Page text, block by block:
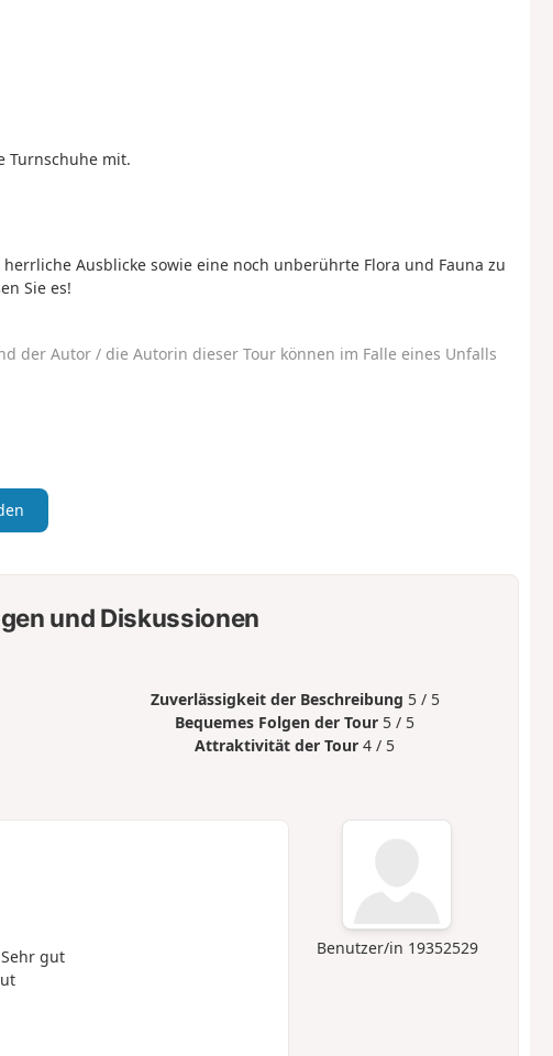
Turnschuhe mit.
Ausblicke sowie eine noch unberührte Flora und Fauna zu
Sie es!
der Autor / die Autorin dieser Tour können im Falle eines Unfalls
und Diskussionen
Zuverlässigkeit der Beschreibung 5 / 5
Bequemes Folgen der Tour 5 / 5
Attraktivität der Tour 4 / 5
Benutzer/in 19352529
gut